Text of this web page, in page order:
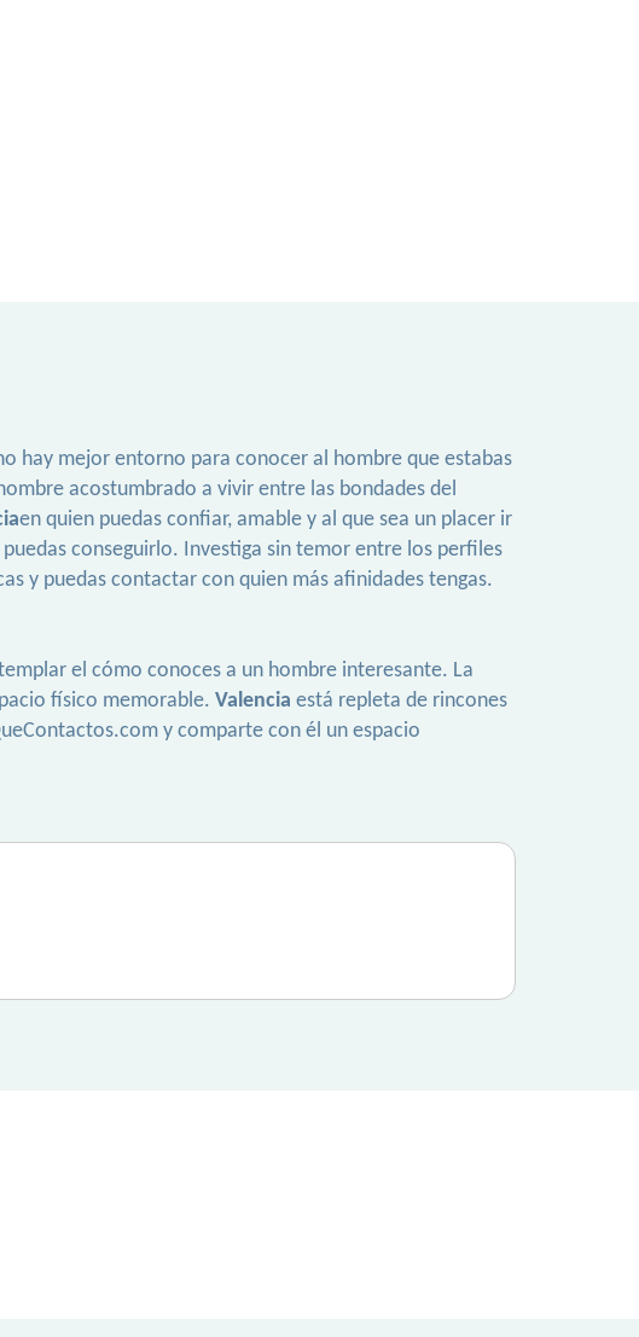
hay mejor entorno para conocer al hombre que estabas
acostumbrado a vivir entre las bondades del
en quien puedas confiar, amable y al que sea un placer ir
conseguirlo. Investiga sin temor entre los perfiles
y puedas contactar con quien más afinidades tengas.
el cómo conoces a un hombre interesante. La
físico memorable. Valencia está repleta de rincones
y comparte con él un espacio